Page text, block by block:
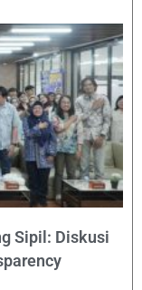
Sipil: Diskusi